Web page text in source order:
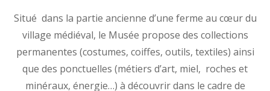
Situé dans la partie ancienne d’une ferme au cœur du
village médiéval, le Musée propose des collections
permanentes (costumes, coiffes, outils, textiles) ainsi
que des ponctuelles (métiers d’art, miel, roches et
minéraux, énergie…) à découvrir dans le cadre de